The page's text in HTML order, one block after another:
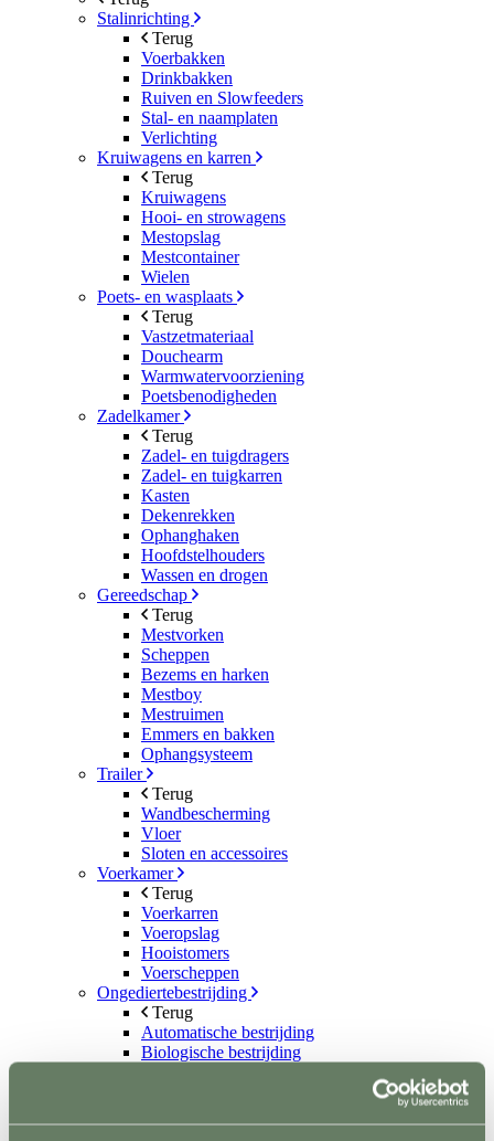
Stalinrichting
Terug
Voerbakken
Drinkbakken
Ruiven en Slowfeeders
Stal- en naamplaten
Verlichting
Kruiwagens en karren
Terug
Kruiwagens
Hooi- en strowagens
Mestopslag
Mestcontainer
Wielen
Poets- en wasplaats
Terug
Vastzetmateriaal
Douchearm
Warmwatervoorziening
Poetsbenodigheden
Zadelkamer
Terug
Zadel- en tuigdragers
Zadel- en tuigkarren
Kasten
Dekenrekken
Ophanghaken
Hoofdstelhouders
Wassen en drogen
Gereedschap
Terug
Mestvorken
Scheppen
Bezems en harken
Mestboy
Mestruimen
Emmers en bakken
Ophangsysteem
Trailer
Terug
Wandbescherming
Vloer
Sloten en accessoires
Voerkamer
Terug
Voerkarren
Voeropslag
Hooistomers
Voerscheppen
Ongediertebestrijding
Terug
Automatische bestrijding
Biologische bestrijding
Houten poorten